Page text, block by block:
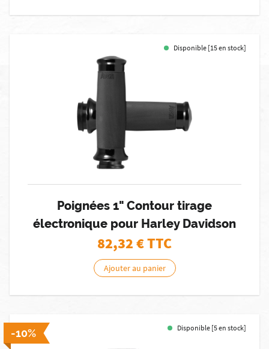
Disponible [15 en stock]
Poignées 1" Contour tirage
électronique pour Harley Davidson
82,32€ TTC
Ajouter au panier
-10% Disponible [5 en stock]